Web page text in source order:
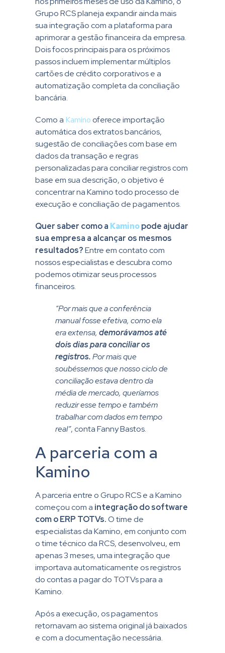
Grupo RCS planeja expandir ainda mais
sua integração com a plataforma para
aprimorar a gestão financeira da empresa.
Dois focos principais para os próximos
passos incluem implementar múltiplos
cartões de crédito corporativos e a
automatização completa da conciliação
bancária.
Como a Kamino oferece importação
automática dos extratos bancários,
sugestão de conciliações com base em
dados da transação e regras
personalizadas para conciliar registros com
base em sua descrição, o objetivo é
concentrar na Kamino todo processo de
execução e conciliação de pagamentos.
Quer saber como a Kaminopode ajudar
sua empresa a alcançar os mesmos
resultados?Entre em contato com
nossos especialistas e descubra como
podemos otimizar seus processos
financeiros.
“Por mais que a conferência
manual fosse efetiva, como ela
era extensa, demorávamos até
dois dias para conciliar os
registros.Por mais que
soubéssemos que nosso ciclo de
conciliação estava dentro da
média de mercado, queríamos
reduzir esse tempo e também
trabalhar com dados em tempo
real”, conta Fanny Bastos.
A parceria com a
Kamino
A parceria entre o Grupo RCS e a Kamino
começou com a integração do software
com o ERP TOTVs.O time de
especialistas da Kamino, em conjunto com
o time técnico da RCS, desenvolveu, em
apenas 3 meses, uma integração que
importava automaticamente os registros
do contas a pagar do TOTVs para a
Kamino.
Após a execução, os pagamentos
retornavam ao sistema original já baixados
e com a documentação necessária.